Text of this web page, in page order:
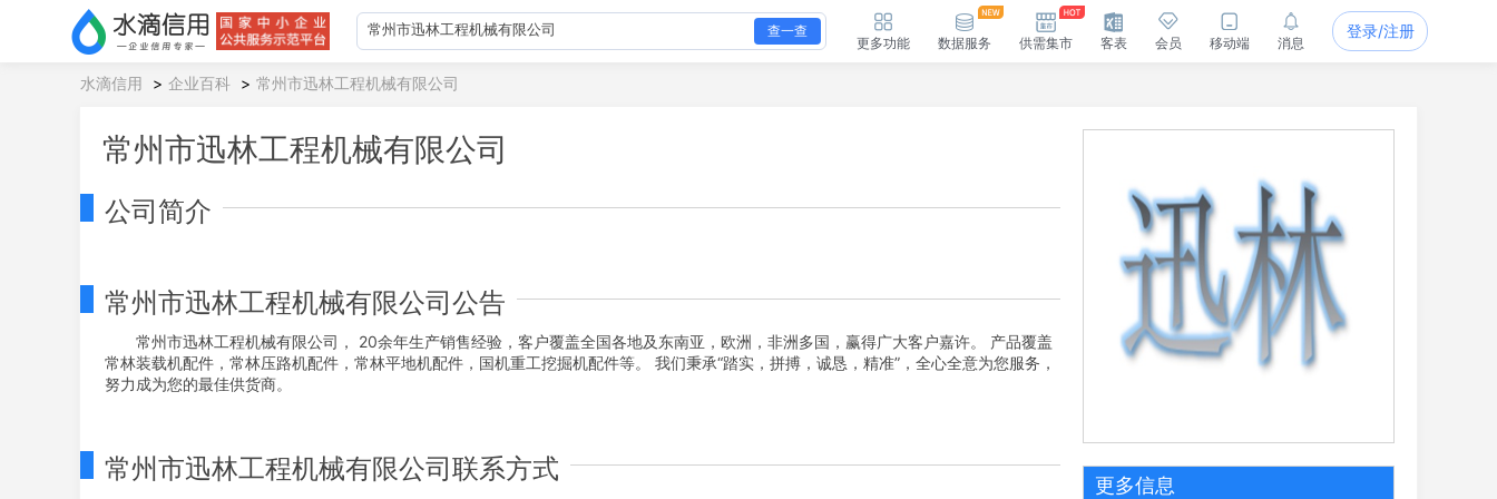
查一查
更多功能 数据服务 供需集市 客表 会员 移动端 消息
登录/注册
水滴信用 > 企业百科 > 常州市迅林工程机械有限公司
常州市迅林工程机械有限公司
公司简介
常州市迅林工程机械有限公司公告
常州市迅林工程机械有限公司， 20余年生产销售经验，客户覆盖全国各地及东南亚，欧洲，非洲多国，赢得广大客户嘉许。 产品覆盖
常林装载机配件，常林压路机配件，常林平地机配件，国机重工挖掘机配件等。 我们秉承“踏实，拼搏，诚恳，精准”，全心全意为您服务，
努力成为您的最佳供货商。
常州市迅林工程机械有限公司联系方式
更多信息